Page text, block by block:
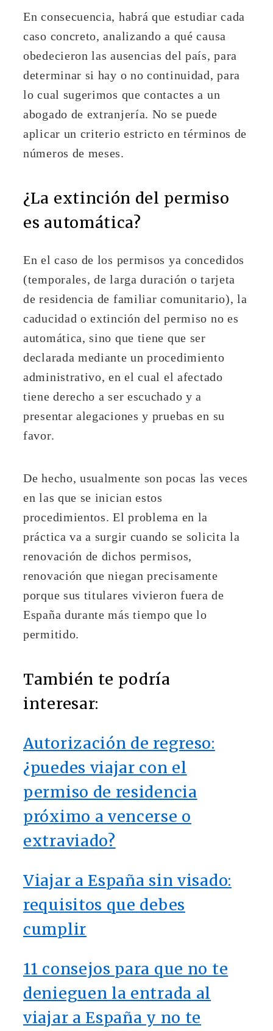
En consecuencia, habrá que estudiar cada
caso concreto, analizando a qué causa
obedecieron las ausencias del país, para
determinar si hay o no continuidad, para
lo cual sugerimos que contactes a un
abogado de extranjería. No se puede
aplicar un criterio estricto en términos de
números de meses.
¿La extinción del permiso
es automática?
En el caso de los permisos ya concedidos
(temporales, de larga duración o tarjeta
de residencia de familiar comunitario), la
caducidad o extinción del permiso no es
automática, sino que tiene que ser
declarada mediante un procedimiento
administrativo, en el cual el afectado
tiene derecho a ser escuchado y a
presentar alegaciones y pruebas en su
favor.
De hecho, usualmente son pocas las veces
en las que se inician estos
procedimientos. El problema en la
práctica va a surgir cuando se solicita la
renovación de dichos permisos,
renovación que niegan precisamente
porque sus titulares vivieron fuera de
España durante más tiempo que lo
permitido.
También te podría
interesar:
Autorización de regreso:
¿puedes viajar con el
permiso de residencia
próximo a vencerse o
extraviado?
Viajar a España sin visado:
requisitos que debes
cumplir
11 consejos para que no te
denieguen la entrada al
viajar a España y no te